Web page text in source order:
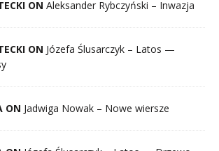
ON Aleksander Rybczyński – Inwazja
ON Józefa Ślusarczyk – Latos —
ON Jadwiga Nowak – Nowe wiersze